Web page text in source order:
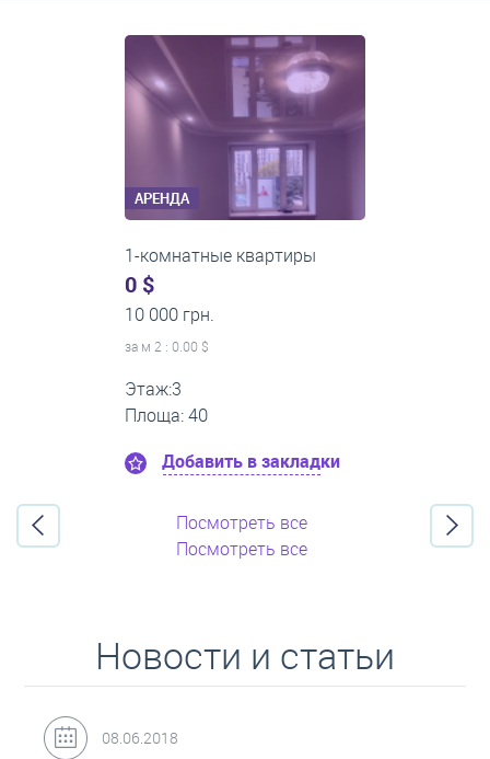
АРЕНДА
2-комнатные квартиры
0 $
16 000 грн.
за м 2 : 0.00 $
Этаж:11
Площа: 55
Добавить в закладки
Посмотреть все
Посмотреть все
Новости и статьи
31.05.2018